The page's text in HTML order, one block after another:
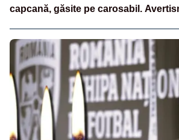
capcană, găsite pe carosabil.